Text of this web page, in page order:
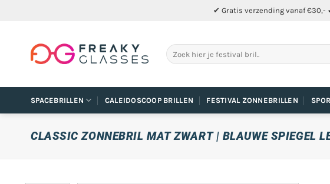
✔ Gratis verzending vanaf €30,-
Zoeken
naar:
SPACEBRILLEN CALEIDOSCOOP BRILLEN FESTIVAL ZONNEBRILLEN
CLASSIC ZONNEBRIL MAT ZWART | BLAUWE SPIEGEL